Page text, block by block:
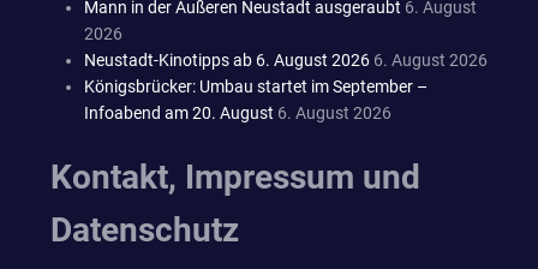
Mann in der Äußeren Neustadt ausgeraubt 6. August
2026
Neustadt-Kinotipps ab 6. August 2026 6. August 2026
Königsbrücker: Umbau startet im September –
Infoabend am 20. August 6. August 2026
Kontakt, Impressum und
Datenschutz